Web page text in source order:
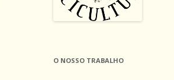
O NOSSO TRABALHO